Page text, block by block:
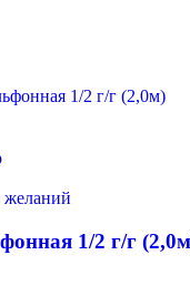
желаний
1/2 г/г